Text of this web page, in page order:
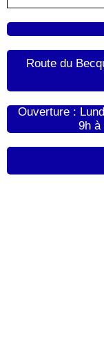
Route du
Ouverture :
9h à